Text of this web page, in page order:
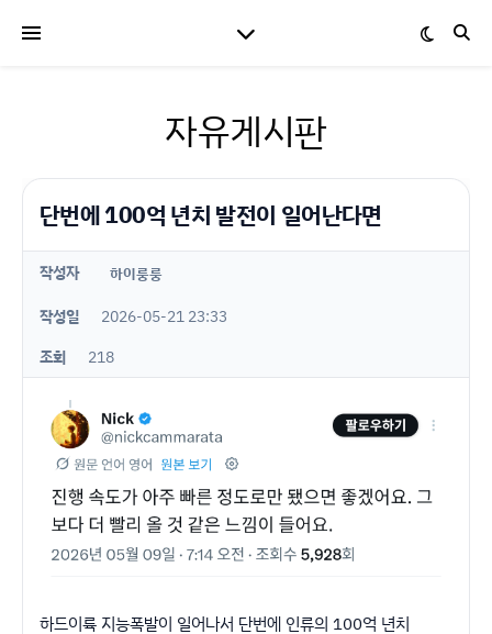
자유게시판
단번에 100억 년치 발전이 일어난다면
작성자 하이룽룽
작성일
2026-05-21 23:33
조회
218
하드이륙 지능폭발이 일어나서 단번에 인류의 100억 년치